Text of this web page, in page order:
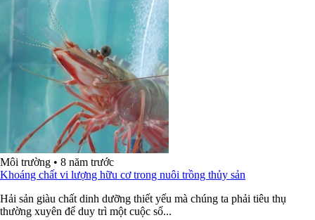
Môi trường • 8 năm trước
Khoáng chất vi lượng hữu cơ trong nuôi trồng thủy sản
Hải sản giàu chất dinh dưỡng thiết yếu mà chúng ta phải tiêu thụ
thường xuyên để duy trì một cuộc số...